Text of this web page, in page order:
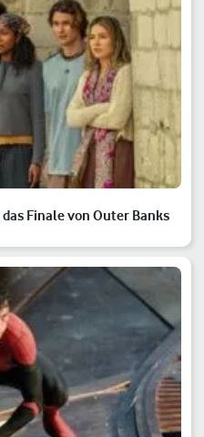
Finale von Outer Banks